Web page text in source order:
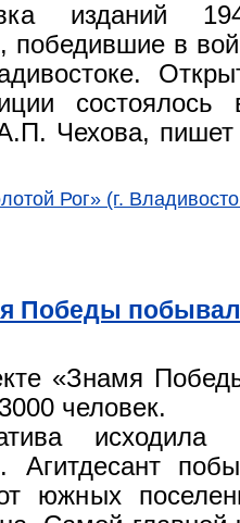
изданий
победившие в
состоялось
Чехова, пишет
Рог» (г.
Победы
«Знамя
человек.
исходила
Агитдесант
южных